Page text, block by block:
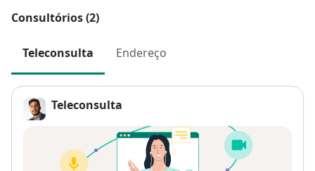
Consultórios (2)
Teleconsulta Endereço
Teleconsulta